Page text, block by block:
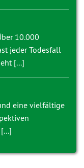
10.000
jeder Todesfall
[...]
eine vielfältige